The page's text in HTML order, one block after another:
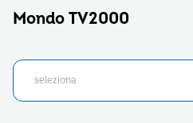
Mondo TV2000